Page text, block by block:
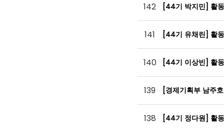
142 [44기 박지민] 활
141 [44기 유채린] 활
140 [44기 이상빈] 활
139 [경제기획부 남주
138 [44기 정다원] 활